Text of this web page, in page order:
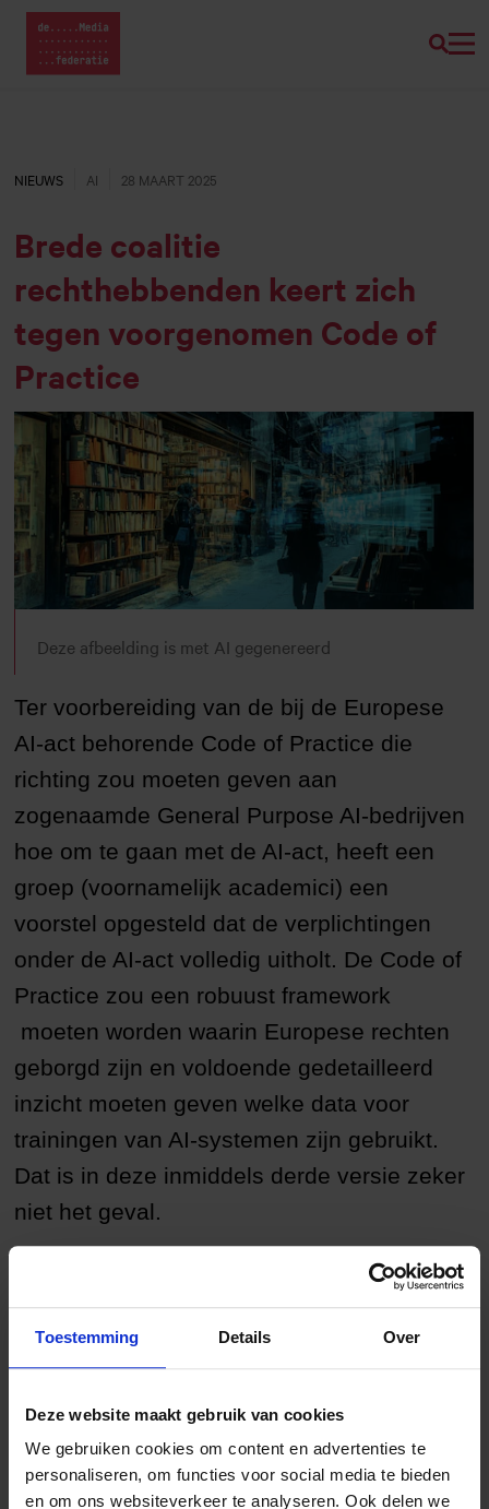
Toestemming Details Over
Deze website maakt gebruik van cookies
We gebruiken cookies om content en advertenties te
personaliseren, om functies voor social media te bieden
en om ons websiteverkeer te analyseren. Ook delen we
NaarHome van Mediafederatie
Brede coalitie
rechthebbenden keert zich
tegen voorgenomen Code of
Practice
NIEUWS AI 28 MAART 2025
Deze afbeelding is met AI gegenereerd
Ter voorbereiding van de bij de Europese
AI-act behorende Code of Practice die
richting zou moeten geven aan
zogenaamde General Purpose AI-bedrijven
hoe om te gaan met de AI-act, heeft een
groep (voornamelijk academici) een
voorstel opgesteld dat de verplichtingen
onder de AI-act volledig uitholt. De Code of
Practice zou een robuust framework
moeten worden waarin Europese rechten
geborgd zijn en voldoende gedetailleerd
inzicht moeten geven welke data voor
trainingen van AI-systemen zijn gebruikt.
Dat is in deze inmiddels derde versie zeker
niet het geval.
rechthebbenden uit de gehele creatieve industrie,
waaronder FEP en EMMA/ENPA heeft zich in
deze open
briefuitgesproken tegen dit voorstel.
‘reasonable efforts’ moeten doen om te voldoen aan
Europese wetgeving.